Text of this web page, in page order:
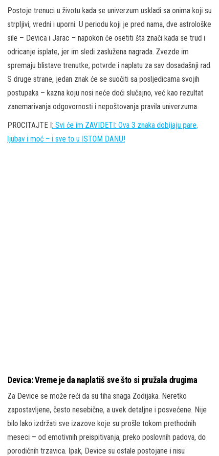
Postoje trenuci u životu kada se univerzum uskladi sa onima koji su
strpljivi, vredni i uporni. U periodu koji je pred nama, dve astrološke
sile – Devica i Jarac – napokon će osetiti šta znači kada se trud i
odricanje isplate, jer im sledi zaslužena nagrada. Zvezde im
spremaju blistave trenutke, potvrde i naplatu za sav dosadašnji rad.
S druge strane, jedan znak će se suočiti sa posljedicama svojih
postupaka – kazna koju nosi neće doći slučajno, već kao rezultat
zanemarivanja odgovornosti i nepoštovanja pravila univerzuma.
PROCITAJTE I: Svi će im ZAVIDETI: Ova 3 znaka dobijaju pare,
ljubav i moć – i sve to u ISTOM DANU!
Devica: Vreme je da naplatiš sve što si pružala drugima
Za Device se može reći da su tiha snaga Zodijaka. Neretko
zapostavljene, često nesebične, a uvek detaljne i posvećene. Nije
bilo lako izdržati sve izazove koje su prošle tokom prethodnih
meseci – od emotivnih preispitivanja, preko poslovnih padova, do
porodičnih trzavica. Ipak, Device su ostale postojane i nisu